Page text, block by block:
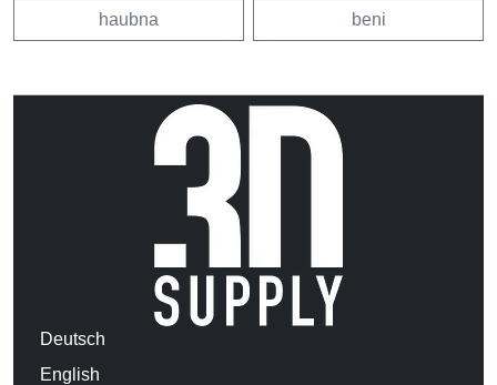
haubna beni
Deutsch
English